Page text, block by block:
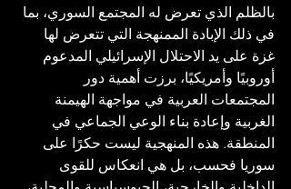
بالظلم الذي تعرض له المجتمع السوري، بما
في ذلك الإبادة الممنهجة التي تتعرض لها
غزة على يد الاحتلال الإسرائيلي المدعوم
أوروبيًا وأمريكيًا، برزت أهمية دور
المجتمعات العربية في مواجهة الهيمنة
الغربية وإعادة بناء الوعي الجماعي في
المنطقة. هذه المنهجية ليست حكرًا على
سوريا فحسب، بل هي انعكاس للقوى